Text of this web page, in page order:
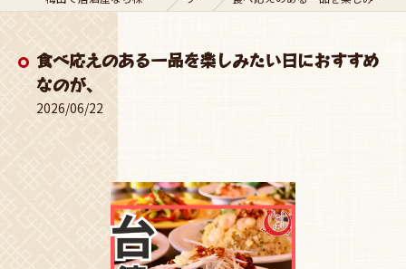
食べ応えのある一品を楽しみたい日におすすめ
なのが、
2026/06/22